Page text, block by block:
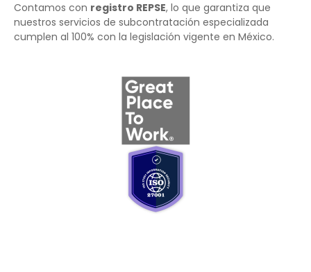
Contamos con registro REPSE, lo que garantiza que
nuestros servicios de subcontratación especializada
cumplen al 100% con la legislación vigente en México.